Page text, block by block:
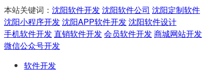
本站关键词： 沈阳软件开发沈阳软件公司 沈阳定制软件
沈阳小程序开发沈阳APP软件开发沈阳软件设计
手机软件开发直销软件开发会员软件开发商城网站开发
微信公众号开发
软件开发